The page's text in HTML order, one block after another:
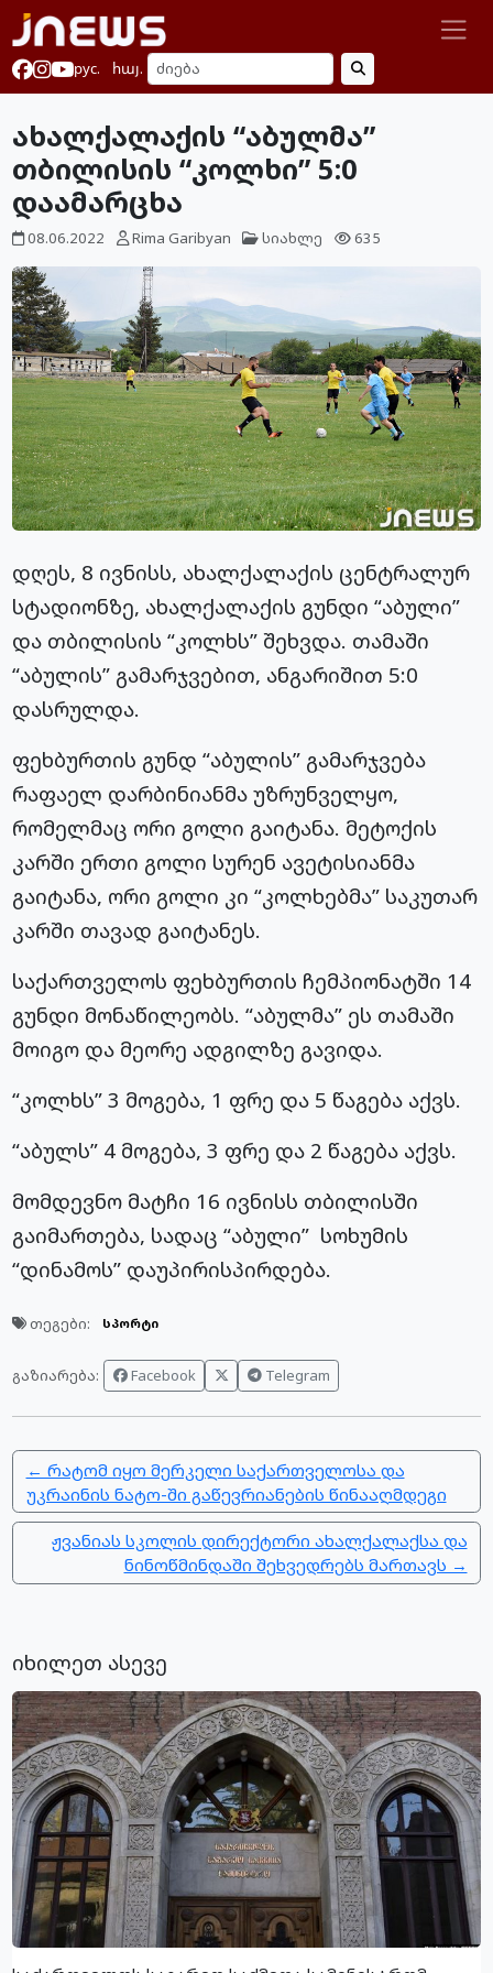
рус. հայ.
ახალქალაქის “აბულმა”
თბილისის “კოლხი” 5:0
დაამარცხა
08.06.2022 Rima Garibyan სიახლე 635
დღეს, 8 ივნისს, ახალქალაქის ცენტრალურ
სტადიონზე, ახალქალაქის გუნდი “აბული”
და თბილისის “კოლხს” შეხვდა. თამაში
“აბულის” გამარჯვებით, ანგარიშით 5:0
დასრულდა.
ფეხბურთის გუნდ “აბულის” გამარჯვება
რაფაელ დარბინიანმა უზრუნველყო,
რომელმაც ორი გოლი გაიტანა. მეტოქის
კარში ერთი გოლი სურენ ავეტისიანმა
გაიტანა, ორი გოლი კი “კოლხებმა” საკუთარ
კარში თავად გაიტანეს.
საქართველოს ფეხბურთის ჩემპიონატში 14
გუნდი მონაწილეობს. “აბულმა” ეს თამაში
მოიგო და მეორე ადგილზე გავიდა.
“კოლხს” 3 მოგება, 1 ფრე და 5 წაგება აქვს.
“აბულს” 4 მოგება, 3 ფრე და 2 წაგება აქვს.
მომდევნო მატჩი 16 ივნისს თბილისში
გაიმართება, სადაც “აბული” სოხუმის
“დინამოს” დაუპირისპირდება.
თეგები: სპორტი
გაზიარება: Facebook Telegram
← რატომ იყო მერკელი საქართველოსა და
უკრაინის ნატო-ში გაწევრიანების წინააღმდეგი
ჟვანიას სკოლის დირექტორი ახალქალაქსა და
ნინოწმინდაში შეხვედრებს მართავს →
იხილეთ ასევე